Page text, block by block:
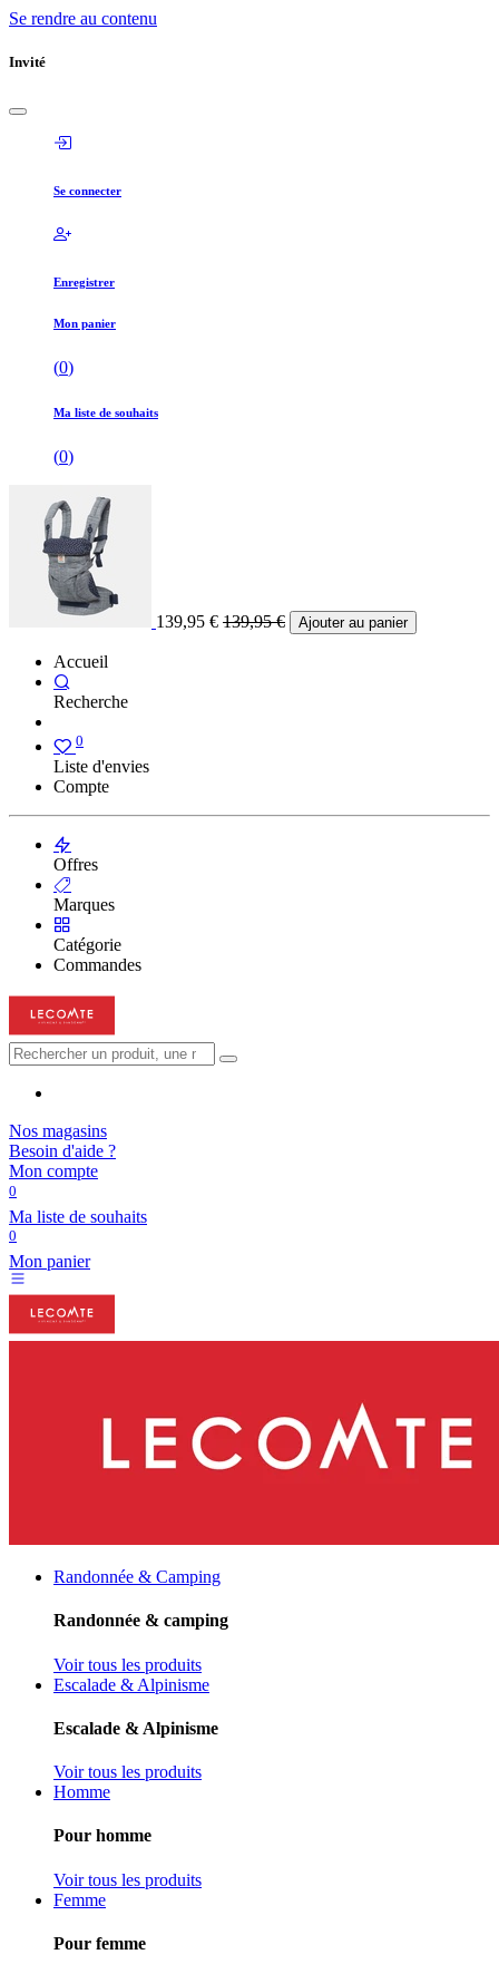
Se rendre au contenu
Invité
Se connecter
Enregistrer
Mon panier
(0)
Ma liste de souhaits
(0)
139,95 € 139,95€ Ajouter au panier
Accueil
Recherche
0
Liste d'envies
Compte
Offres
Marques
Catégorie
Commandes
Nos magasins
Besoin d'aide ?
Mon compte
0
Ma liste de souhaits
0
Mon panier
Randonnée & Camping
Randonnée & camping
Voir tous les produits
Escalade & Alpinisme
Escalade & Alpinisme
Voir tous les produits
Homme
Pour homme
Voir tous les produits
Femme
Pour femme